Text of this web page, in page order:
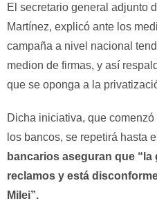
El secretario general adjunto
Martínez, explicó ante los
campaña a nivel nacional
medion de firmas, y así
que se oponga a la
Dicha iniciativa, que
los bancos, se repetirá hasta
bancarios aseguran que
reclamos y está
Milei”.